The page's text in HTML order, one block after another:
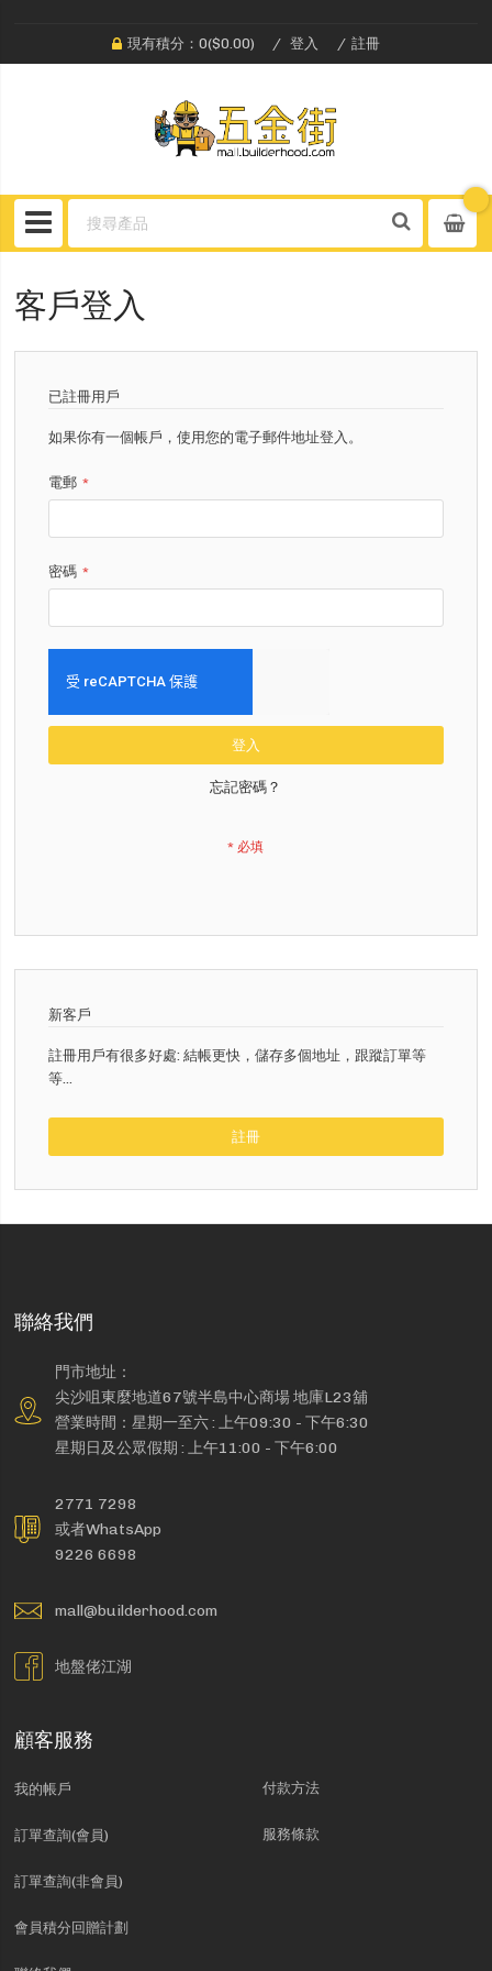
現有積分：0($0.00) 登入 註冊
客戶登入
已註冊用戶
如果你有一個帳戶，使用您的電子郵件地址登入。
電郵
密碼
登入
忘記密碼？
新客戶
註冊用戶有很多好處: 結帳更快，儲存多個地址，跟蹤訂單等
等...
註冊
聯絡我們
門市地址：
尖沙咀東麼地道67號半島中心商場 地庫L23舖
營業時間：星期一至六 : 上午09:30 - 下午6:30
星期日及公眾假期 : 上午11:00 - 下午6:00
2771 7298
或者WhatsApp
9226 6698
mall@builderhood.com
地盤佬江湖
顧客服務
我的帳戶
訂單查詢(會員)
訂單查詢(非會員)
會員積分回贈計劃
付款方法
服務條款